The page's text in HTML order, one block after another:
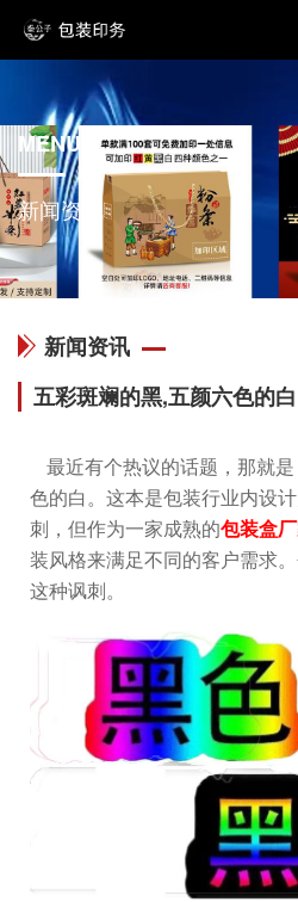
MENU
新闻资讯
新闻资讯
五彩斑斓的黑,五颜六色的
最近有个热议的话题，那就
色的白。这本是包装行业内设
刺，但作为一家成熟的包装盒
装风格来满足不同的客户需求
这种讽刺。